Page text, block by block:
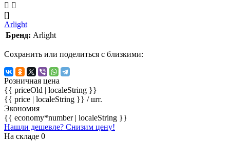
[]
Arlight
Бренд: Arlight
Сохранить или поделиться с близкими:
Розничная цена
{{ priceOld | localeString }}
{{ price | localeString }} / шт.
Экономия
{{ economy*number | localeString }}
Нашли дешевле? Снизим цену!
На складе 0